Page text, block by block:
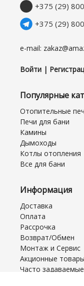
+375 (29)
+375 (29)
e-mail:
Войти |
Популярные
Отопительные
Печи для бани
Камины
Дымоходы
Котлы отопления
Все для бани
Информация
Доставка
Оплата
Рассрочка
Возврат/Обмен
Монтаж и Сервис
Акционные товары
Часто